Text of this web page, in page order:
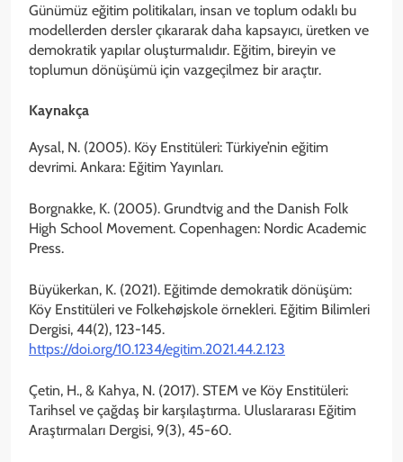
Günümüz eğitim politikaları, insan ve toplum odaklı bu
modellerden dersler çıkararak daha kapsayıcı, üretken ve
demokratik yapılar oluşturmalıdır. Eğitim, bireyin ve
toplumun dönüşümü için vazgeçilmez bir araçtır.
Kaynakça
Aysal, N. (2005). Köy Enstitüleri: Türkiye’nin eğitim
devrimi. Ankara: Eğitim Yayınları.
Borgnakke, K. (2005). Grundtvig and the Danish Folk
High School Movement. Copenhagen: Nordic Academic
Press.
Büyükerkan, K. (2021). Eğitimde demokratik dönüşüm:
Köy Enstitüleri ve Folkehøjskole örnekleri. Eğitim Bilimleri
Dergisi, 44(2), 123-145.
https://doi.org/10.1234/egitim.2021.44.2.123
Çetin, H., & Kahya, N. (2017). STEM ve Köy Enstitüleri:
Tarihsel ve çağdaş bir karşılaştırma. Uluslararası Eğitim
Araştırmaları Dergisi, 9(3), 45-60.